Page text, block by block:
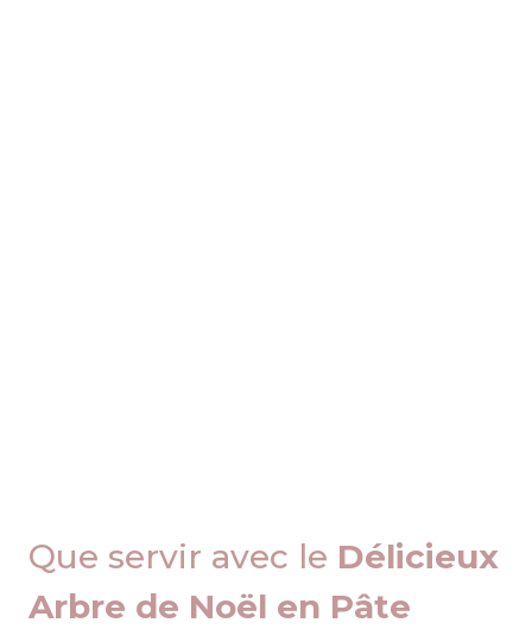
Que servir avec le Délicieux
Arbre de Noël en Pâte